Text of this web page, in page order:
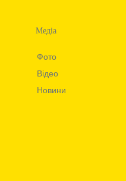
Медia
Фото
Вiдео
Новини